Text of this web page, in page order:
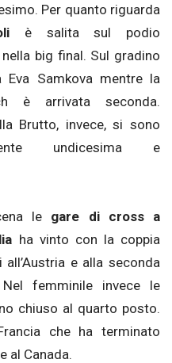
Per quanto riguarda
è salita sul podio
big final. Sul gradino
Samkova mentre la
è arrivata seconda.
Brutto, invece, si sono
undicesima e
le gare di cross a
ha vinto con la coppia
all’Austria e alla seconda
femminile invece le
chiuso al quarto posto.
che ha terminato
al Canada.